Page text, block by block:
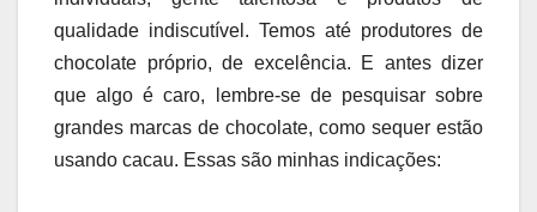
qualidade indiscutível. Temos até produtores de
chocolate próprio, de excelência. E antes dizer
que algo é caro, lembre-se de pesquisar sobre
grandes marcas de chocolate, como sequer estão
usando cacau. Essas são minhas indicações: